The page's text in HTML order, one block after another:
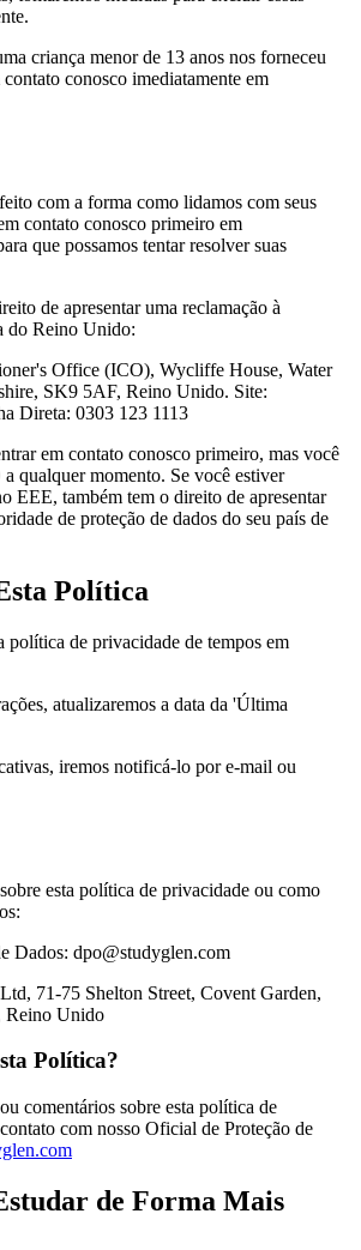
criança menor de 13 anos nos forneceu
conosco imediatamente em
com a forma como lidamos com seus
contato conosco primeiro em
que possamos tentar resolver suas
de apresentar uma reclamação à
do Reino Unido:
Office (ICO), Wycliffe House, Water
SK9 5AF, Reino Unido. Site:
Direta: 0303 123 1113
em contato conosco primeiro, mas você
qualquer momento. Se você estiver
EEE, também tem o direito de apresentar
de proteção de dados do seu país de
Política
política de privacidade de tempos em
atualizaremos a data da 'Última
iremos notificá-lo por e-mail ou
esta política de privacidade ou como
Dados: dpo@studyglen.com
71-75 Shelton Street, Covent Garden,
Reino Unido
Política?
comentários sobre esta política de
com nosso Oficial de Proteção de
de Forma Mais